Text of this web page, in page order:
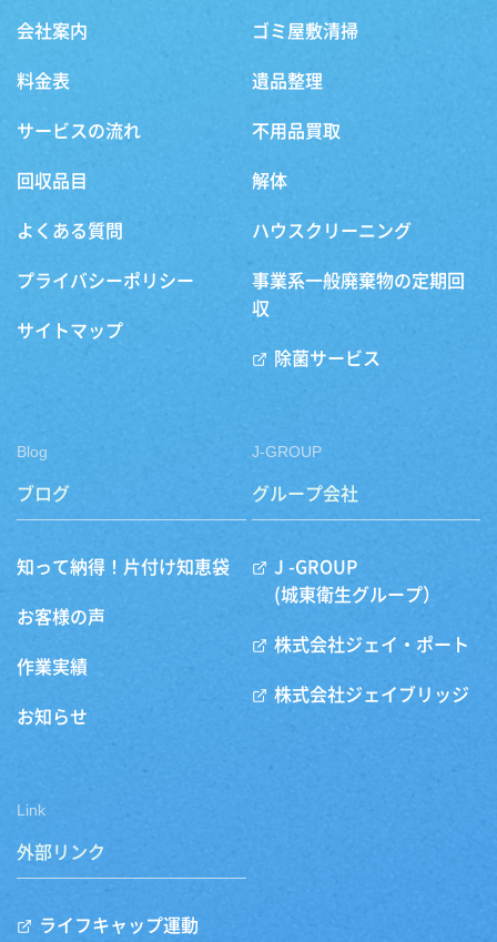
会社案内
料金表
サービスの流れ
回収品目
よくある質問
プライバシーポリシー
サイトマップ
ゴミ屋敷清掃
遺品整理
不用品買取
解体
ハウスクリーニング
事業系一般廃棄物の定期回
収
除菌サービス
Blog
ブログ
知って納得！片付け知恵袋
お客様の声
作業実績
お知らせ
J-GROUP
グループ会社
J -GROUP
(城東衛生グループ）
株式会社ジェイ・ポート
株式会社ジェイブリッジ
Link
外部リンク
ライフキャップ運動